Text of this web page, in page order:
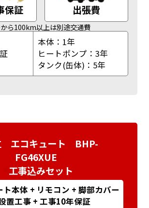
保証 出張費
ら100km以上は別途交通費
本体：1年
ヒートポンプ：3年
タンク(缶体)：5年
エコキュート BHP-
FG46XUE
工事込みセット
ト本体 + リモコン + 脚部カバー
置工事 + 工事10年保証